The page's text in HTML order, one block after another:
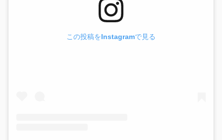
この投稿をInstagramで見る